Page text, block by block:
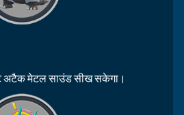
अटैक मेटल साउंड सीख सकेगा।